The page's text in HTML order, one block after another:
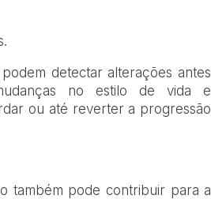
detectar alterações antes
no estilo de vida e
ou até reverter a progressão
também pode contribuir para a